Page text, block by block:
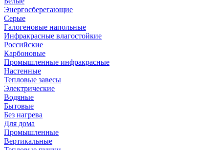
Энергосберегающие
Серые
Галогеновые напольные
Инфракрасные влагостойкие
Российские
Карбоновые
Промышленные инфракрасные
Настенные
Тепловые завесы
Электрические
Водяные
Бытовые
Без нагрева
Для дома
Промышленные
Вертикальные